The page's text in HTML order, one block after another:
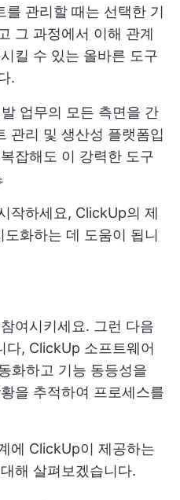
관리할 때는 선택한 기
그 과정에서 이해 관계
킬 수 있는 올바른 도구
.
업무의 모든 측면을 간
관리 및 생산성 플랫폼입
잡해도 이 강력한 도구
작하세요, ClickUp의 제
화하는 데 도움이 됩니
여시키세요. 그런 다음
다, ClickUp 소프트웨어
화하고 기능 동등성을
을 추적하여 프로세스를
에 ClickUp이 제공하는
해 살펴보겠습니다.